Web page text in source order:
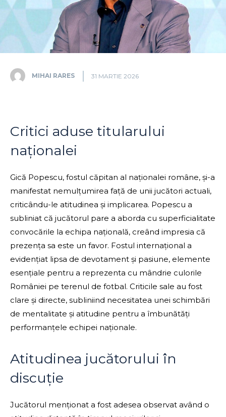
MIHAI RARES 31 MARTIE 2026
Critici aduse titularului
naționalei
Gică Popescu, fostul căpitan al naționalei române, și-a
manifestat nemulțumirea față de unii jucători actuali,
criticându-le atitudinea și implicarea. Popescu a
subliniat că jucătorul pare a aborda cu superficialitate
convocările la echipa națională, creând impresia că
prezența sa este un favor. Fostul internațional a
evidențiat lipsa de devotament și pasiune, elemente
esențiale pentru a reprezenta cu mândrie culorile
României pe terenul de fotbal. Criticile sale au fost
clare și directe, subliniind necesitatea unei schimbări
de mentalitate și atitudine pentru a îmbunătăți
performanțele echipei naționale.
Atitudinea jucătorului în
discuție
Jucătorul menționat a fost adesea observat având o